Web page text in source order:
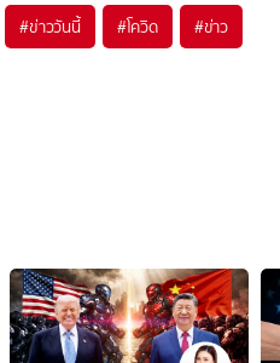
#ข่าววันนี้ #โควิด #ข่าว